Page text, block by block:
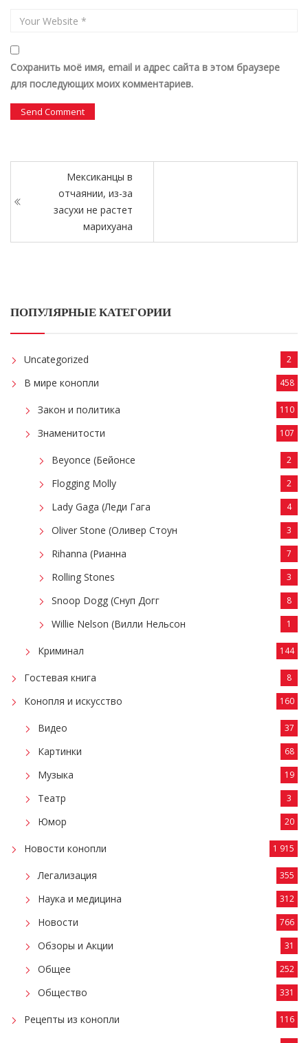
Сохранить моё имя, email и адрес сайта в этом браузере
для последующих моих комментариев.
Мексиканцы в
отчаянии, из-за
засухи не растет
марихуана
ПОПУЛЯРНЫЕ КАТЕГОРИИ
Uncategorized 2
В мире конопли 458
Закон и политика 110
Знаменитости 107
Beyonce (Бейонсе 2
Flogging Molly 2
Lady Gaga (Леди Гага 4
Oliver Stone (Оливер Стоун 3
Rihanna (Рианна 7
Rolling Stones 3
Snoop Dogg (Снуп Догг 8
Willie Nelson (Вилли Нельсон 1
Криминал 144
Гостевая книга 8
Конопля и искусство 160
Видео 37
Картинки 68
Музыка 19
Театр 3
Юмор 20
Новости конопли 1 915
Легализация 355
Наука и медицина 312
Новости 766
Обзоры и Акции 31
Общее 252
Общество 331
Рецепты из конопли 116